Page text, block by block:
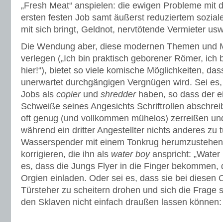
„Fresh Meat“ anspielen: die ewigen Probleme mit
ersten festen Job samt äußerst reduziertem
mit sich bringt, Geldnot, nervtötende Vermieter
Die Wendung aber, diese modernen Themen und
verlegen („Ich bin praktisch geborener Römer, ich
hier!“), bietet so viele komische Möglichkeiten,
unerwartet durchgängigen Vergnügen wird. Sei
Jobs als copierund shredderhaben, so dass der
Schweiße seines Angesichts Schriftrollen
oft genug (und vollkommen mühelos) zerreißen
während ein dritter Angestellter nichts anderes zu
Wasserspender mit einem Tonkrug
korrigieren, die ihn als water boyanspricht: „Water
es, dass die Jungs Flyer in die Finger bekommen,
Orgien einladen. Oder sei es, dass sie bei diesen
Türsteher zu scheitern drohen und sich die Frage
den Sklaven nicht einfach draußen lassen können: